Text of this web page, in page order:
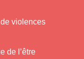
violences
de l’être